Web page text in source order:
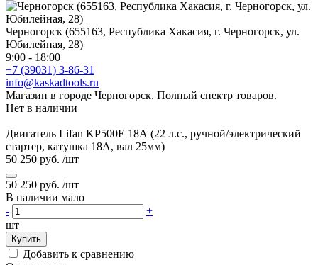
Черногорск (655163, Республика Хакасия, г. Черногорск, ул.
Юбилейная, 28)
9:00 - 18:00
+7 (39031) 3-86-31
info@kaskadtools.ru
Магазин в городе Черногорск. Полный спектр товаров.
Нет в наличии
Двигатель Lifan KP500E 18А (22 л.с., ручной/электрический
стартер, катушка 18А, вал 25мм)
50 250 руб. /шт
50 250 руб. /шт
В наличии мало
-
+
шт
Купить
Добавить к сравнению